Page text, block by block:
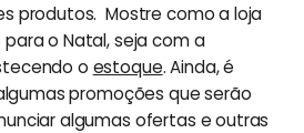
produtos. Mostre como a loja
o Natal, seja com a
o estoque. Ainda, é
promoções que serão
algumas ofertas e outras